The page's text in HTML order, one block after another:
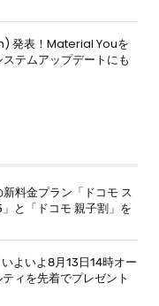
発表！Material Youを
テムアップデートにも
料金プラン「ドコモ ス
と「ドコモ 親子割」を
よいよ8月13日14時オー
ィを先着でプレゼント